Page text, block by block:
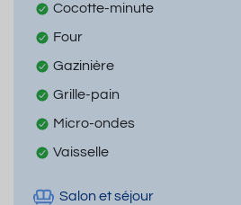
Cocotte-minute
Four
Gazinière
Grille-pain
Micro-ondes
Vaisselle
Salon et séjour